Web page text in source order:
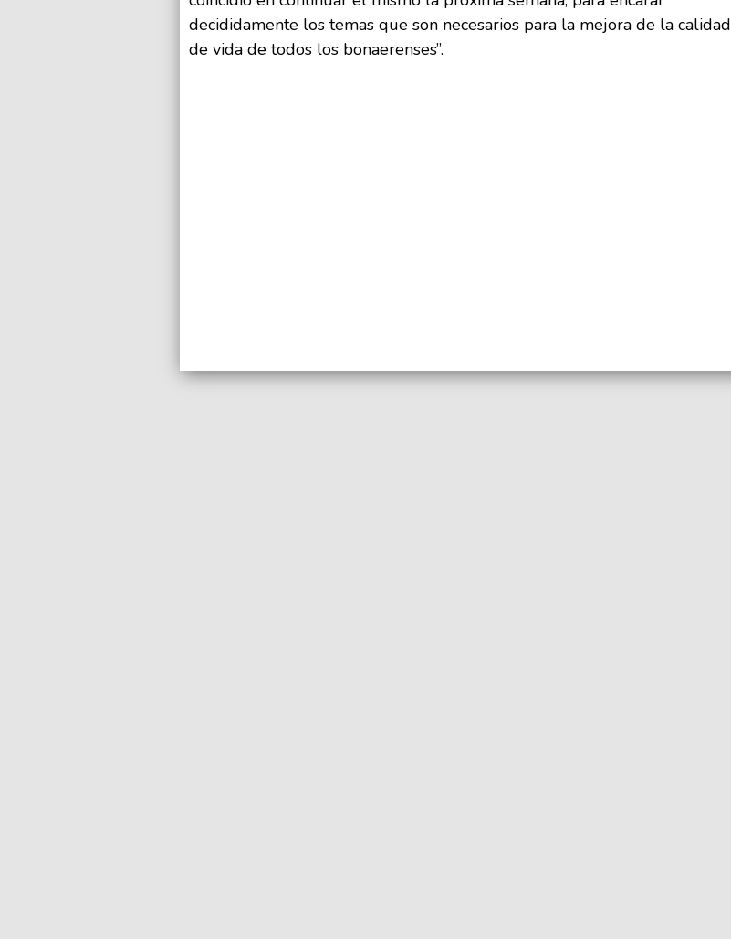
decididamente los temas que son necesarios para la mejora de la calidad
de vida de todos los bonaerenses”.